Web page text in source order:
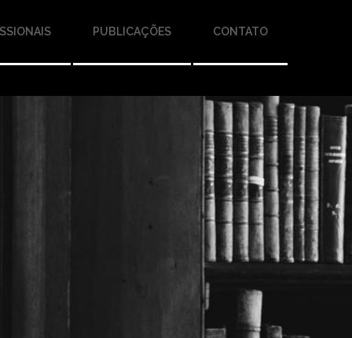
PUBLICAÇÕES CONTATO